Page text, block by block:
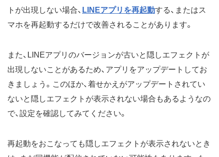
トが出現しない場合、 LINEアプリを再起動する、またはス
マホを再起動するだけで改善されることがあります。
また、LINEアプリのバージョンが古いと隠しエフェクトが
出現しないことがあるため、アプリをアップデートしてお
きましょう。このほか、着せかえがアップデートされてい
ないと隠しエフェクトが表示されない場合もあるようなの
で、設定を確認してみてください。
再起動をおこなっても隠しエフェクトが表示されないとき